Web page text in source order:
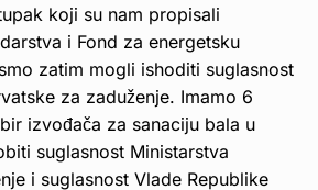
koji su nam propisali
i Fond za energetsku
zatim mogli ishoditi suglasnost
za zaduženje. Imamo 6
izvođača za sanaciju bala u
suglasnost Ministarstva
i suglasnost Vlade Republike